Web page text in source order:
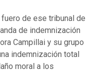
de ese tribunal de
de indemnización
Campillai y su grupo
indemnización total
moral a los